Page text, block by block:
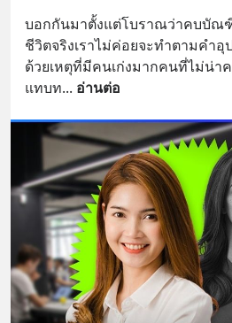
บอกกันมาตั้งแต่โบราณว่าคบบัณ
ชีวิตจริงเราไม่ค่อยจะทำตามคำ
ด้วยเหตุที่มีคนเก่งมากคนที่ไม่น่าค
แทบท... อ่านต่อ